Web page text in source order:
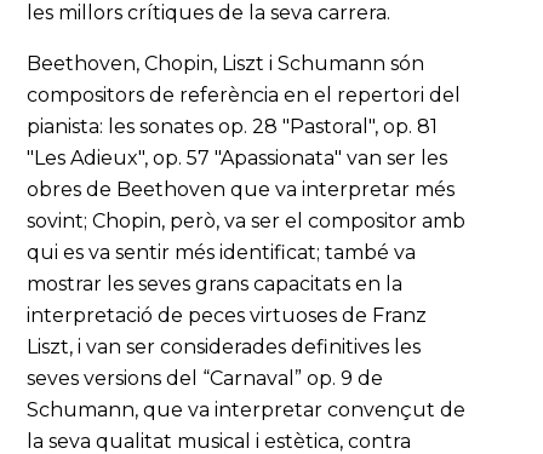
les millors crítiques de la seva carrera.
Beethoven, Chopin, Liszt i Schumann són
compositors de referència en el repertori del
pianista: les sonates op. 28 "Pastoral", op. 81
"Les Adieux", op. 57 "Apassionata" van ser les
obres de Beethoven que va interpretar més
sovint; Chopin, però, va ser el compositor amb
qui es va sentir més identificat; també va
mostrar les seves grans capacitats en la
interpretació de peces virtuoses de Franz
Liszt, i van ser considerades definitives les
seves versions del “Carnaval” op. 9 de
Schumann, que va interpretar convençut de
la seva qualitat musical i estètica, contra